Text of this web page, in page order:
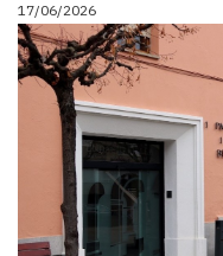
17/06/2026